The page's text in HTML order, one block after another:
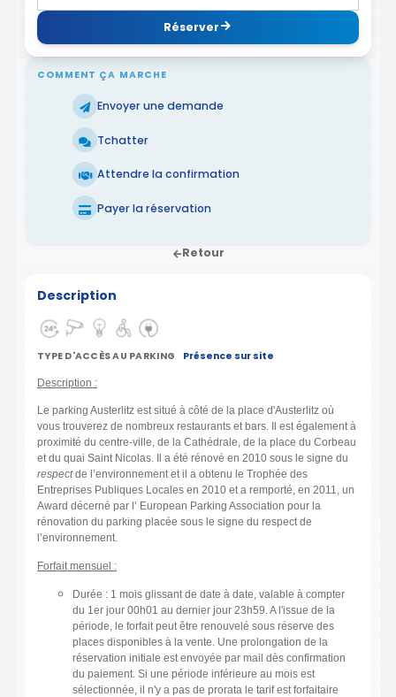
Réserver
COMMENT ÇA MARCHE
Envoyer une demande
Tchatter
Attendre la confirmation
Payer la réservation
Retour
Description
TYPE D'ACCÈS AU PARKING Présence sur site
Description :
Le parking Austerlitz est situé à côté de la place d'Austerlitz où
vous trouverez de nombreux restaurants et bars. Il est également à
proximité du centre-ville, de la Cathédrale, de la place du Corbeau
et du quai Saint Nicolas. Il a été rénové en 2010 sous le signe du
respectde l’environnement et il a obtenu le Trophée des
Entreprises Publiques Locales en 2010 et a remporté, en 2011, un
Award décerné par l’ European Parking Association pour la
rénovation du parking placée sous le signe du respect de
l’environnement.
Forfait mensuel :
Durée : 1 mois glissant de date à date, valable à compter
du 1er jour 00h01 au dernier jour 23h59. A l'issue de la
période, le forfait peut être renouvelé sous réserve des
places disponibles à la vente. Une prolongation de la
réservation initiale est envoyée par mail dès confirmation
du paiement. Si une période inférieure au mois est
sélectionnée, il n'y a pas de prorata le tarif est forfaitaire